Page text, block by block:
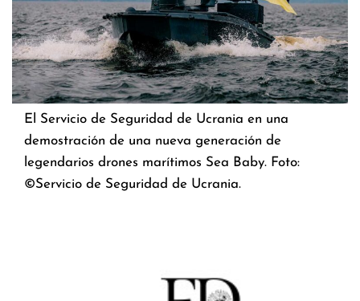
El Servicio de Seguridad de Ucrania en una
demostración de una nueva generación de
legendarios drones marítimos Sea Baby. Foto:
©Servicio de Seguridad de Ucrania.